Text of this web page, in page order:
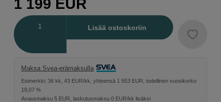
1 199 EUR
Lisää ostoskoriin
Maksa Svea-erämaksulla
Esimerkki: 36 kk, 43 EUR/kk, yhteensä 1 553 EUR, todellinen vuosikorko
19,07 %
Avausmaksu 5 EUR, laskutusmaksu 0 EUR/kk lisäksi